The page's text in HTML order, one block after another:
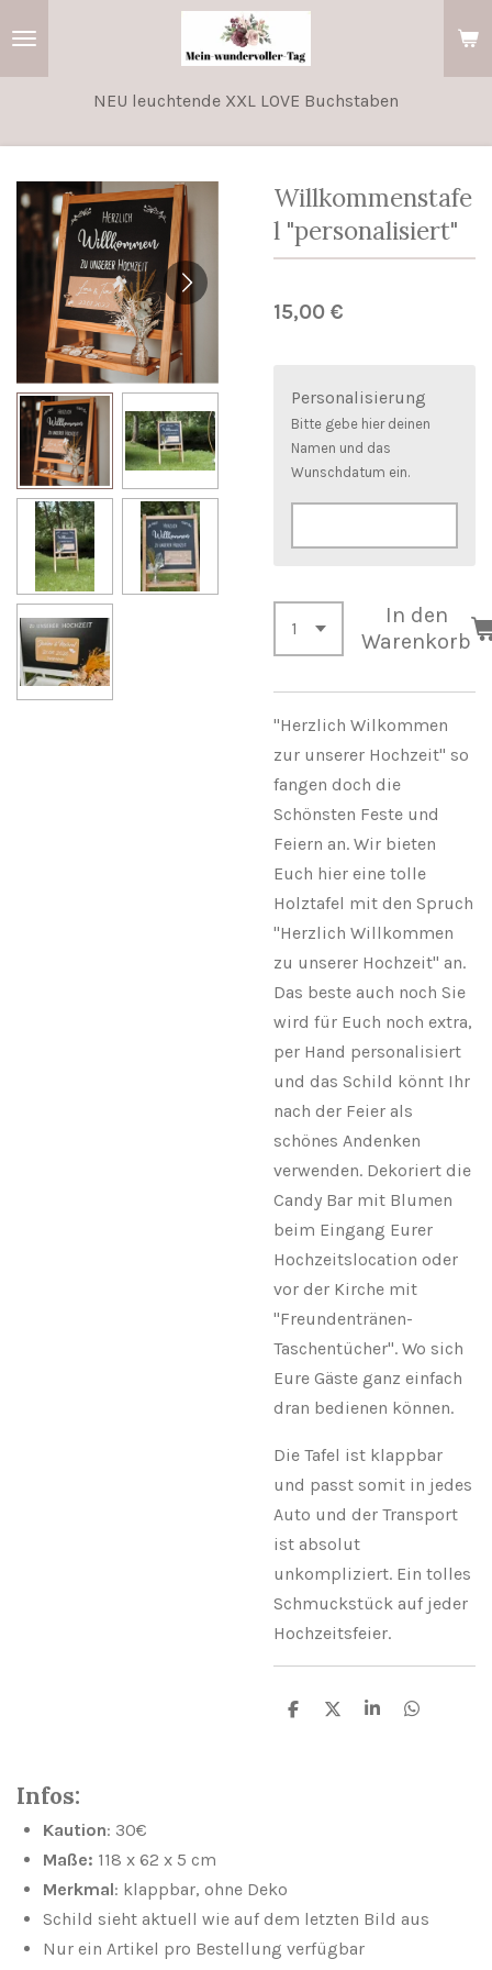
NEU leuchtende XXL LOVE Buchstaben
Willkommenstafe
l "personalisiert"
15,00 €
Personalisierung
Bitte gebe hier deinen
Namen und das
Wunschdatum ein.
In den
Warenkorb
"Herzlich Wilkommen
zur unserer Hochzeit" so
fangen doch die
Schönsten Feste und
Feiern an. Wir bieten
Euch hier eine tolle
Holztafel mit den Spruch
"Herzlich Willkommen
zu unserer Hochzeit" an.
Das beste auch noch Sie
wird für Euch noch extra,
per Hand personalisiert
und das Schild könnt Ihr
nach der Feier als
schönes Andenken
verwenden. Dekoriert die
Candy Bar mit Blumen
beim Eingang Eurer
Hochzeitslocation oder
vor der Kirche mit
"Freundentränen-
Taschentücher". Wo sich
Eure Gäste ganz einfach
dran bedienen können.
Die Tafel ist klappbar
und passt somit in jedes
Auto und der Transport
ist absolut
unkompliziert. Ein tolles
Schmuckstück auf jeder
Hochzeitsfeier.
T
T
T
T
Infos:
Kaution: 30€
Maße: 118 x 62 x 5 cm
Merkmal: klappbar, ohne Deko
Schild sieht aktuell wie auf dem letzten Bild aus
Nur ein Artikel pro Bestellung verfügbar